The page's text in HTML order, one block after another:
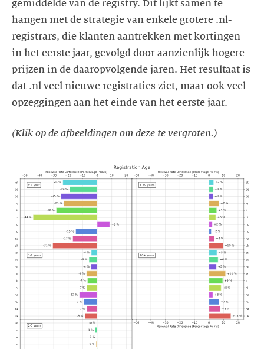
gemiddelde van de registry. Dit lijkt samen te
hangen met de strategie van enkele grotere .nl-
registrars, die klanten aantrekken met kortingen
in het eerste jaar, gevolgd door aanzienlijk hogere
prijzen in de daaropvolgende jaren. Het resultaat is
dat .nl veel nieuwe registraties ziet, maar ook veel
opzeggingen aan het einde van het eerste jaar.
(Klik op de afbeeldingen om deze te vergroten.)
https://images.ctfassets.net/yj8364fopk6s/
f_registration_age_00_binned.clear.svg